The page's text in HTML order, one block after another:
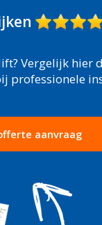
Vergelijk hier
professionele
aanvraag